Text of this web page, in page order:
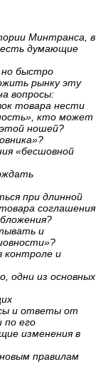
Минтранса, в
думающие
но быстро
рынку эту
вопросы:
товара нести
кто может
этой ношей?
«бесшовной
при длинной
соглашения
и
контроле и
одни из основных
и ответы от
по его
изменения в
правилам